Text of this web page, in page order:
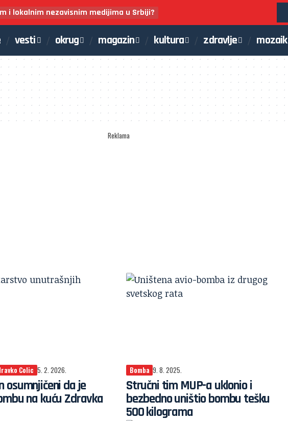
i lokalnim nezavisnim medijima u Srbiji?
vesti okrug magazin kultura zdravlje mozaik
Reklama
Colic 5. 2. 2026.
osumnjičeni da je
na kuću Zdravka
Bomba 9. 8. 2025.
Stručni tim MUP-a uklonio i
bezbedno uništio bombu tešku
500 kilograma